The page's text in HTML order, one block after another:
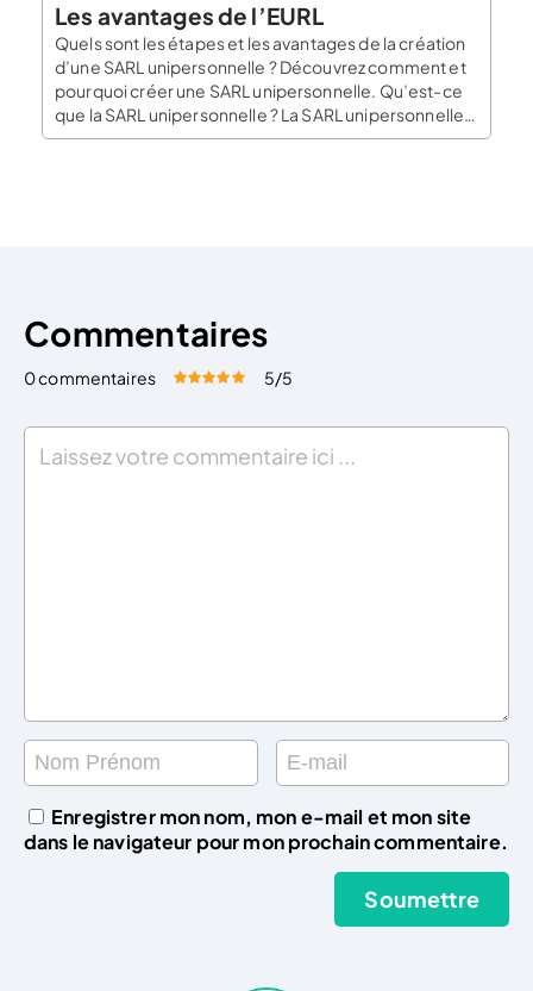
Les avantages de l’EURL
Quels sont les étapes et les avantages de la création
d’une SARL unipersonnelle ? Découvrez comment et
pourquoi créer une SARL unipersonnelle. Qu’est-ce
que la SARL unipersonnelle ? La SARL unipersonnelle
(Société à Responsabilité Limitée Unipersonnelle),
Commentaires
0 commentaires Évaluez cet article:
5/5
Enregistrer mon nom, mon e-mail et mon site
dans le navigateur pour mon prochain commentaire.